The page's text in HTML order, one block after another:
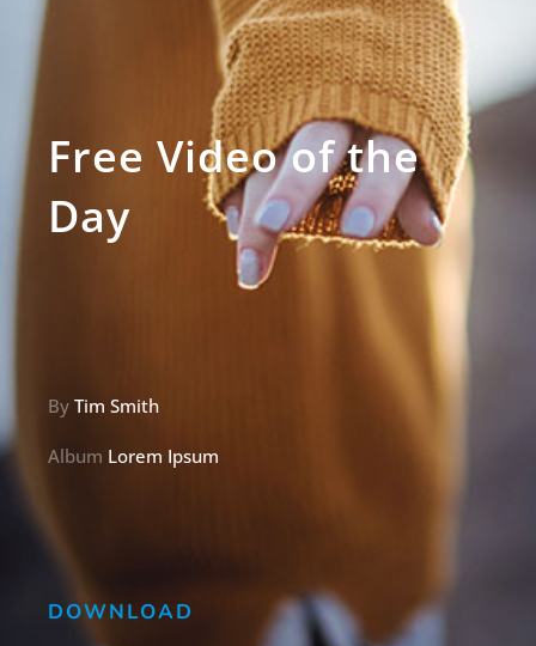
Free Video of the
Day
By Tim Smith
Album Lorem Ipsum
DOWNLOAD